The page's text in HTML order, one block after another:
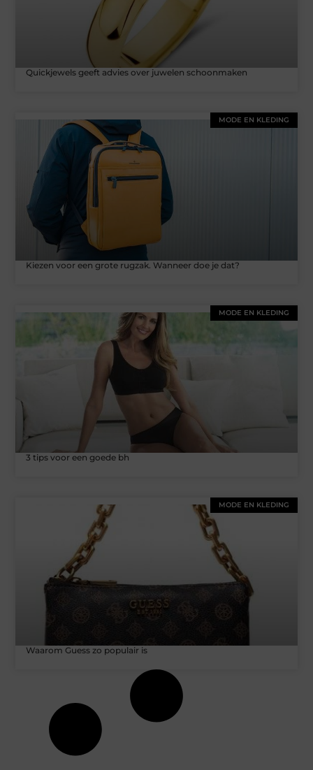
Quickjewels geeft advies over juwelen schoonmaken
MODE EN KLEDING
Kiezen voor een grote rugzak. Wanneer doe je dat?
MODE EN KLEDING
3 tips voor een goede bh
MODE EN KLEDING
Waarom Guess zo populair is